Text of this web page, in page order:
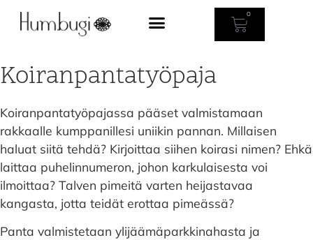
0
Koiranpantatyöpaja
Koiranpantatyöpajassa pääset valmistamaan
rakkaalle kumppanillesi uniikin pannan. Millaisen
haluat siitä tehdä? Kirjoittaa siihen koirasi nimen? Ehkä
laittaa puhelinnumeron, johon karkulaisesta voi
ilmoittaa? Talven pimeitä varten heijastavaa
kangasta, jotta teidät erottaa pimeässä?
Panta valmistetaan ylijäämäparkkinahasta ja